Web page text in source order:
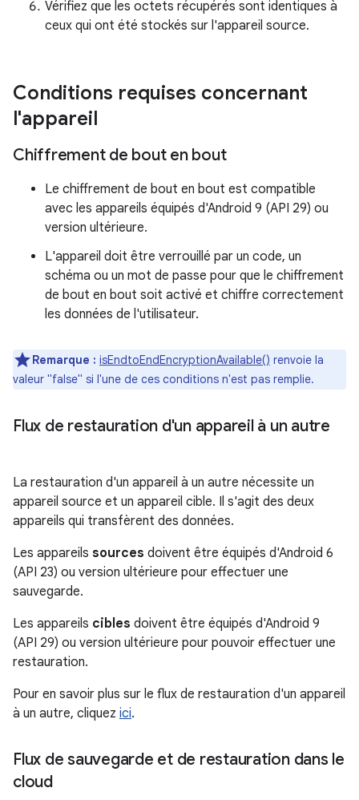
Vérifiez que les octets récupérés sont identiques à
ceux qui ont été stockés sur l'appareil source.
Conditions requises concernant
l'appareil
Chiffrement de bout en bout
Le chiffrement de bout en bout est compatible
avec les appareils équipés d'Android 9 (API 29) ou
version ultérieure.
L'appareil doit être verrouillé par un code, un
schéma ou un mot de passe pour que le chiffrement
de bout en bout soit activé et chiffre correctement
les données de l'utilisateur.
Remarque : isEndtoEndEncryptionAvailable() renvoie la
valeur "false" si l'une de ces conditions n'est pas remplie.
Flux de restauration d'un appareil à un autre
La restauration d'un appareil à un autre nécessite un
appareil source et un appareil cible. Il s'agit des deux
appareils qui transfèrent des données.
Les appareils sources doivent être équipés d'Android 6
(API 23) ou version ultérieure pour effectuer une
sauvegarde.
Les appareils cibles doivent être équipés d'Android 9
(API 29) ou version ultérieure pour pouvoir effectuer une
restauration.
Pour en savoir plus sur le flux de restauration d'un appareil
à un autre, cliquez ici.
Flux de sauvegarde et de restauration dans le
cloud